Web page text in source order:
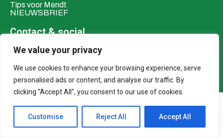
We value your privacy
We use cookies to enhance your browsing experience, serve
personalised ads or content, and analyse our traffic. By
clicking "Accept All", you consent to our use of cookies.
Customise Reject All Accept All
Tips voor Mendt
NIEUWSBRIEF
Contact & social
Over ons
Adverteren
Donaties
© 2026 MENDT